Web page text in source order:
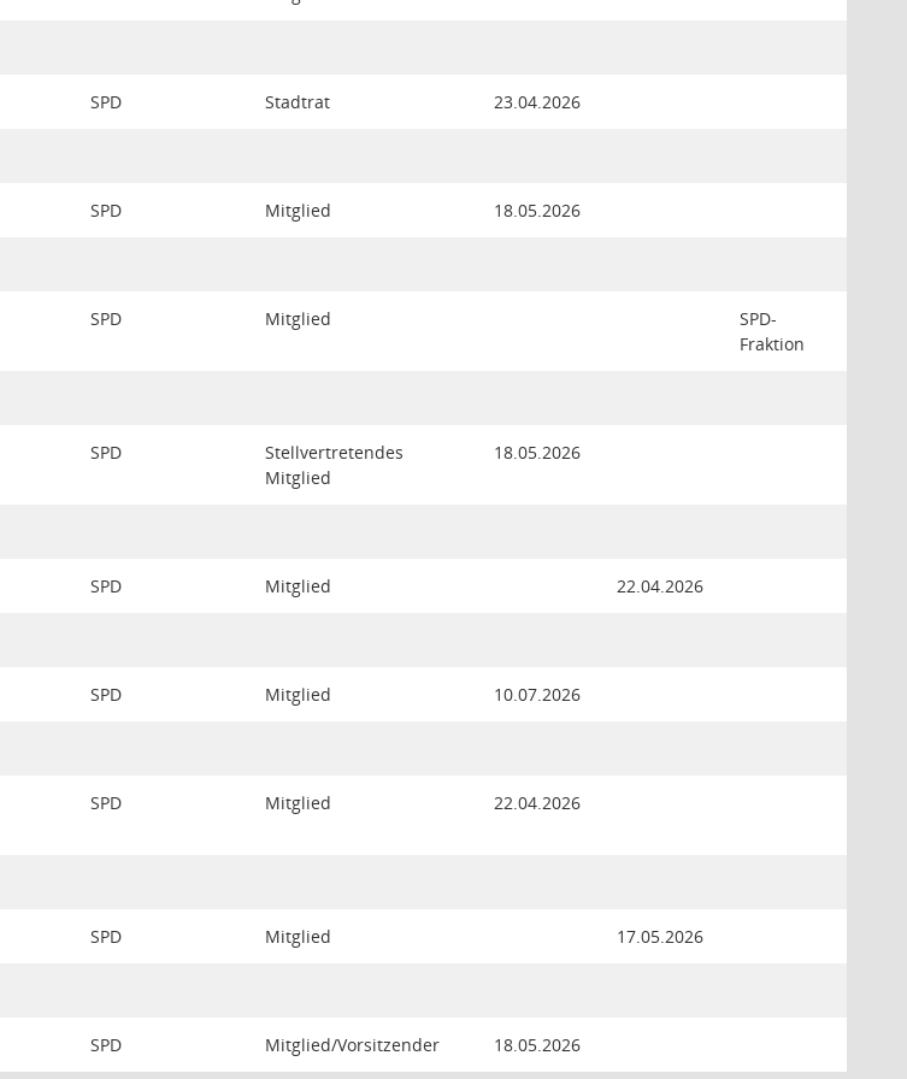
SPD Stadtrat 23.04.2026
SPD Mitglied 18.05.2026
SPD Mitglied
SPD-
Fraktion
SPD
Stellvertretendes
Mitglied
18.05.2026
SPD Mitglied 22.04.2026
SPD Mitglied 10.07.2026
SPD Mitglied 22.04.2026
SPD Mitglied 17.05.2026
SPD Mitglied/Vorsitzender 18.05.2026